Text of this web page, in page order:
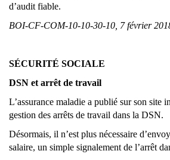
d’audit fiable.
BOI-CF-COM-10-10-30-10, 7 février
SÉCURITÉ SOCIALE
DSN et arrêt de travail
L’assurance maladie a publié sur son site
gestion des arrêts de travail dans la DSN.
Désormais, il n’est plus nécessaire
salaire, un simple signalement de l’arrêt